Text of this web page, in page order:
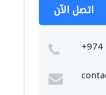
اتصل الآن